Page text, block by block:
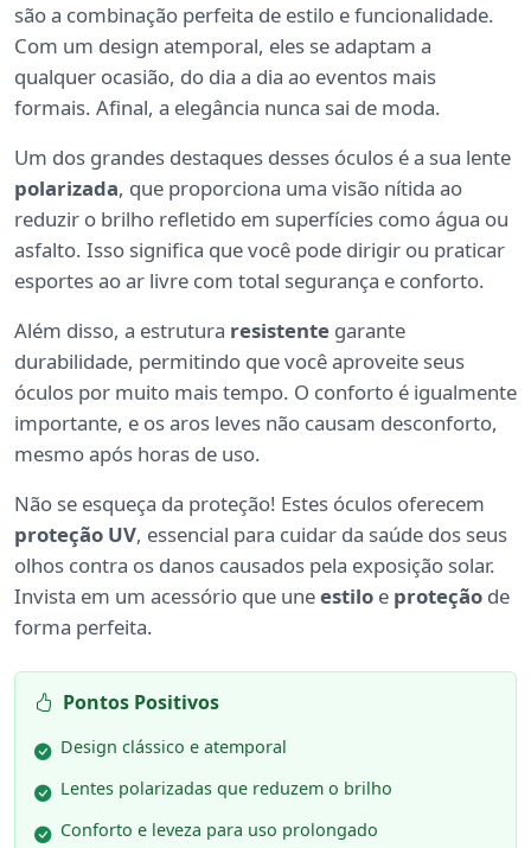
são a combinação perfeita de estilo e funcionalidade.
Com um design atemporal, eles se adaptam a
qualquer ocasião, do dia a dia ao eventos mais
formais. Afinal, a elegância nunca sai de moda.
Um dos grandes destaques desses óculos é a sua lente
polarizada, que proporciona uma visão nítida ao
reduzir o brilho refletido em superfícies como água ou
asfalto. Isso significa que você pode dirigir ou praticar
esportes ao ar livre com total segurança e conforto.
Além disso, a estrutura resistente garante
durabilidade, permitindo que você aproveite seus
óculos por muito mais tempo. O conforto é igualmente
importante, e os aros leves não causam desconforto,
mesmo após horas de uso.
Não se esqueça da proteção! Estes óculos oferecem
proteção UV, essencial para cuidar da saúde dos seus
olhos contra os danos causados pela exposição solar.
Invista em um acessório que uneestilo e proteção de
forma perfeita.
Pontos Positivos
Design clássico e atemporal
Lentes polarizadas que reduzem o brilho
Conforto e leveza para uso prolongado